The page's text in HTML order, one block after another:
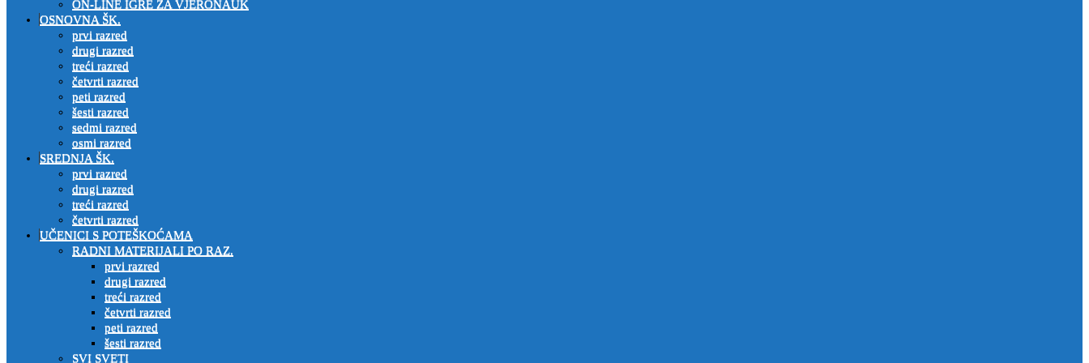
ON-LINE IGRE ZA VJERONAUK
OSNOVNA ŠK.
prvi razred
drugi razred
treći razred
četvrti razred
peti razred
šesti razred
sedmi razred
osmi razred
SREDNJA ŠK.
prvi razred
drugi razred
treći razred
četvrti razred
UČENICI S POTEŠKOĆAMA
RADNI MATERIJALI PO RAZ.
prvi razred
drugi razred
treći razred
četvrti razred
peti razred
šesti razred
SVI SVETI